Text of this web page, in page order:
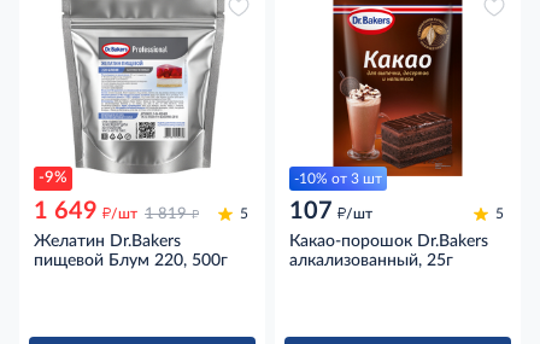
-9%
1 649 д/шт 1 819 д 5
Желатин Dr.Bakers
пищевой Блум 220, 500г
-10% от 3 шт
107 д/шт 5
Какао-порошок Dr.Bakers
алкализованный, 25г